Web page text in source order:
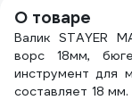
О товаре
Валик STAYER
ворс 18мм,
инструмент для
составляет 18